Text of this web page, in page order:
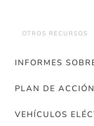
OTROS RECURSOS
INFORMES
PLAN DE
VEHÍCULOS